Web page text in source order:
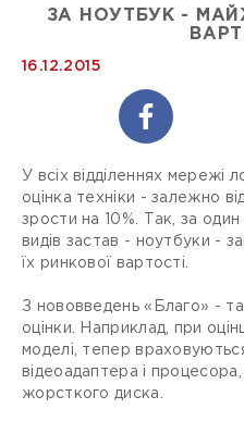
ЗА НОУТБУК -
16.12.2015
У всіх відділеннях мережі
оцінка техніки - залежно
зрости на 10%. Так, за
видів застав - ноутбуки -
їх ринкової вартості.
З нововведень «Благо» -
оцінки. Наприклад, при
моделі, тепер
відеоадаптера і
жорсткого диска.